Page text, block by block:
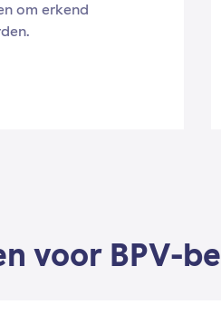
om erkend
voor BPV-